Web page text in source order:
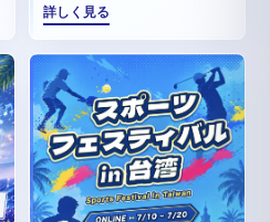
詳しく見る